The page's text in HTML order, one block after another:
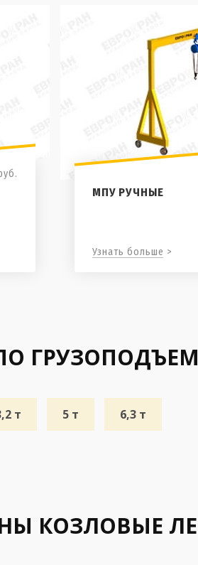
МПУ РУЧНЫЕ
Узнать больше >
т 5 т 6,3 т
КОЗЛОВЫЕ